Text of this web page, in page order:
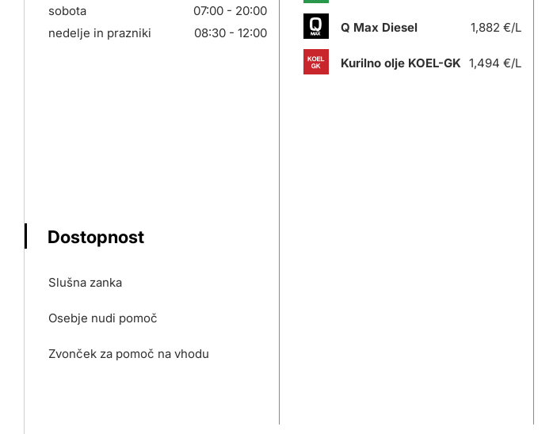
sobota
07:00 - 20:00
nedelje in prazniki
08:30 - 12:00 Q Max Diesel 1,882 €/L
Kurilno olje KOEL-GK 1,494 €/L
Dostopnost
Slušna zanka
Osebje nudi pomoč
Zvonček za pomoč na vhodu